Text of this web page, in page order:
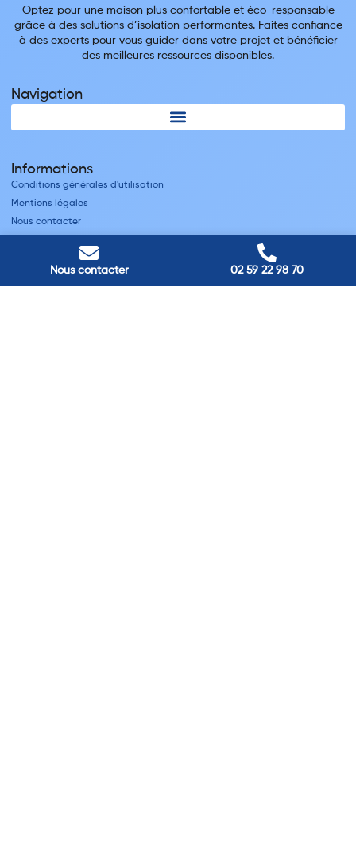
Nous contacter 02 59 22 98 70
Optez pour une maison plus confortable et éco-responsable
grâce à des solutions d’isolation performantes. Faites confiance
à des experts pour vous guider dans votre projet et bénéficier
des meilleures ressources disponibles.
Navigation
Informations
Conditions générales d'utilisation
Mentions légales
Nous contacter
Nos adresses